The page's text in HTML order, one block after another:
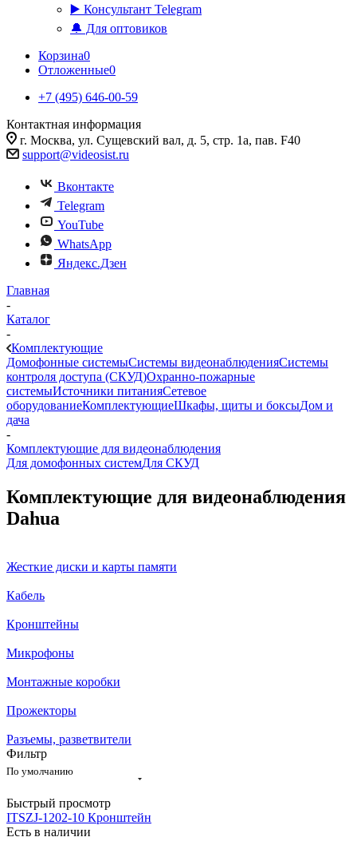
▶️ Консультант Telegram
🔔 Для оптовиков
Корзина0
Отложенные0
+7 (495) 646-00-59
Контактная информация
г. Москва, ул. Сущевский вал, д. 5, стр. 1а, пав. F40
support@videosist.ru
Вконтакте
Telegram
YouTube
WhatsApp
Яндекс.Дзен
Главная
-
Каталог
-
Комплектующие
Домофонные системыСистемы видеонаблюденияСистемы
контроля доступа (СКУД)Охранно-пожарные
системыИсточники питанияСетевое
оборудованиеКомплектующиеШкафы, щиты и боксыДом и
дача
-
Комплектующие для видеонаблюдения
Для домофонных системДля СКУД
Комплектующие для видеонаблюдения
Dahua
Жесткие диски и карты памяти
Кабель
Кронштейны
Микрофоны
Монтажные коробки
Прожекторы
Разъемы, разветвители
Фильтр
По умолчанию
Быстрый просмотр
ITSZJ-1202-10 Кронштейн
Есть в наличии